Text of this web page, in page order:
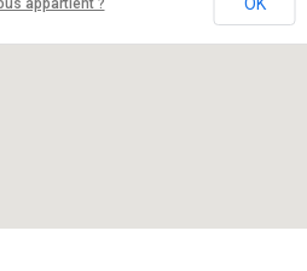
appartient ?